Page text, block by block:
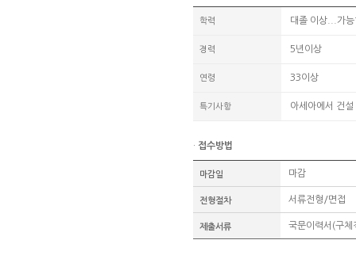
학력 대졸 이상...가능
경력 5년이상
연령 33이상
특기사항 아세아에서 건
· 접수방법
마감일 마감
전형절차 서류전형/면접
제출서류 국문이력서(구체